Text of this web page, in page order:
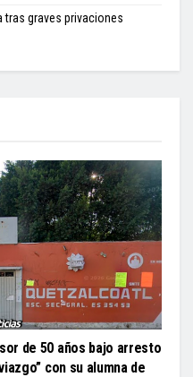
tras graves privaciones
de 50 años bajo arresto
con su alumna de